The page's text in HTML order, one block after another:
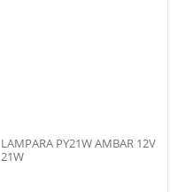
LAMPARA PY21W AMBAR 12V
21W